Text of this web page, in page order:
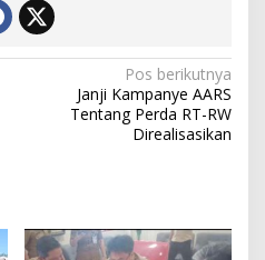
Pos berikutnya
Janji Kampanye AARS
Tentang Perda RT-RW
Direalisasikan